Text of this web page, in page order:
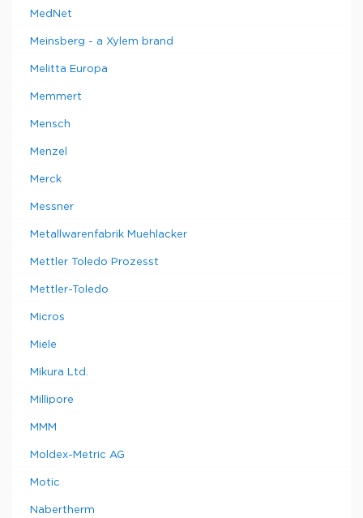
MedNet
Meinsberg - a Xylem brand
Melitta Europa
Memmert
Mensch
Menzel
Merck
Messner
Metallwarenfabrik Muehlacker
Mettler Toledo Prozesst
Mettler-Toledo
Micros
Miele
Mikura Ltd.
Millipore
MMM
Moldex-Metric AG
Motic
Nabertherm